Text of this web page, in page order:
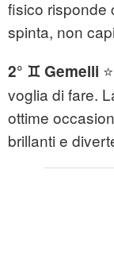
fisico risponde
spinta, non
2° ♊ Gemelli
voglia di fare.
ottime
brillanti e